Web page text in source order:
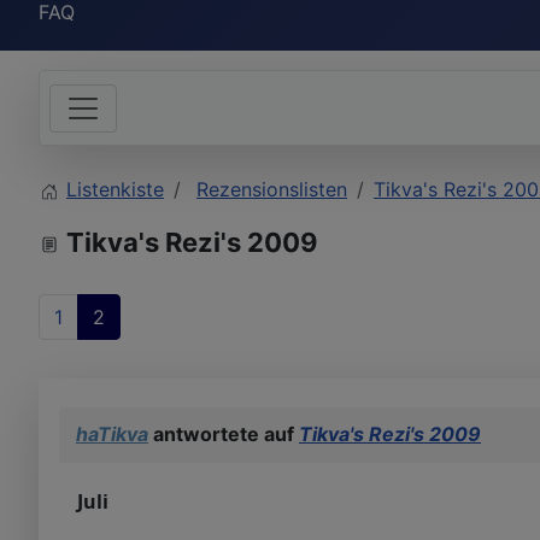
FAQ
Listenkiste Rezensionslisten Tikva's Rezi's
Tikva's Rezi's 2009
1 2
haTikva antwortete auf Tikva's Rezi's 2009
Juli